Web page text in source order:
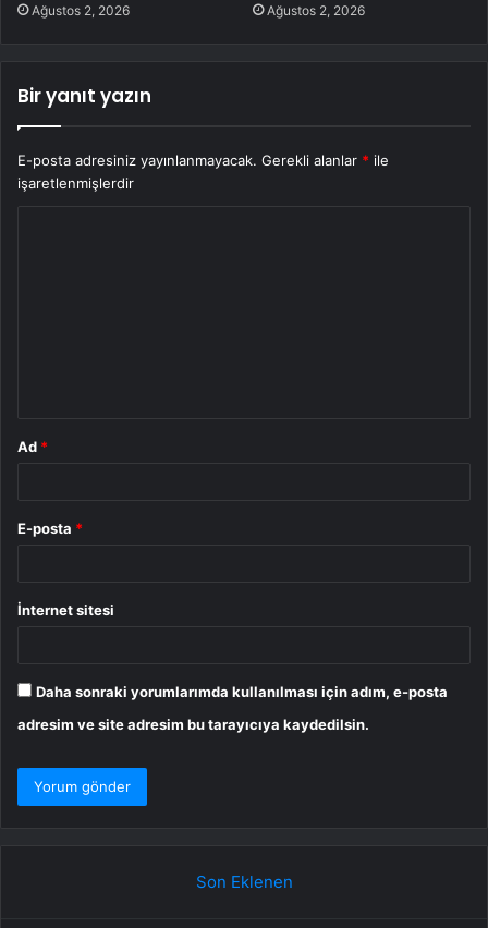
Ağustos 2, 2026 Ağustos 2, 2026
Bir yanıt yazın
E-posta adresiniz yayınlanmayacak. Gerekli alanlar * ile
işaretlenmişlerdir
Ad *
E-posta *
İnternet sitesi
Daha sonraki yorumlarımda kullanılması için adım, e-posta
adresim ve site adresim bu tarayıcıya kaydedilsin.
Son Eklenen